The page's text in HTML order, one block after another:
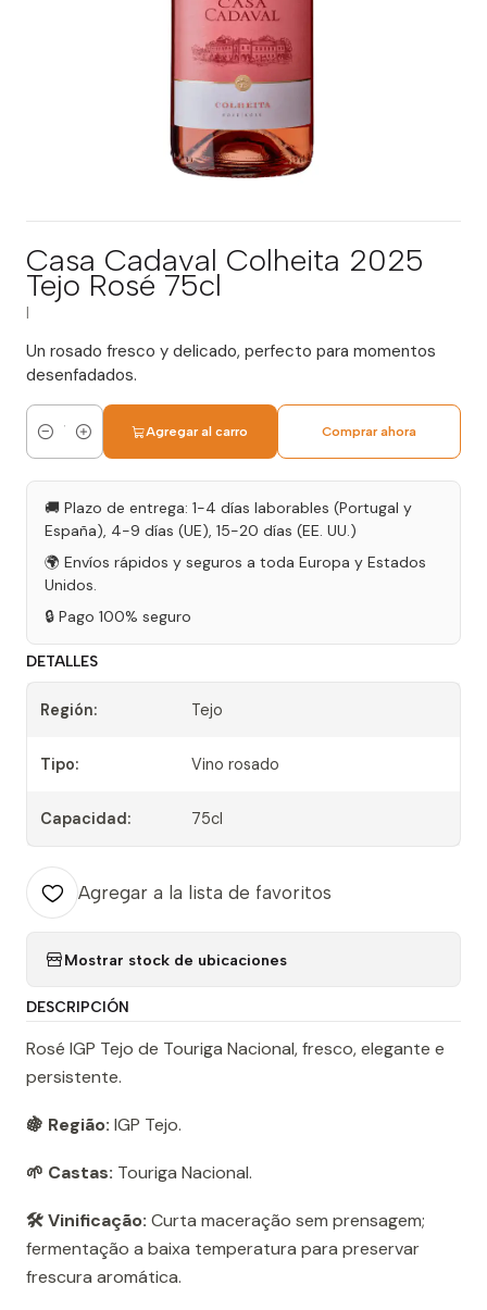
Casa Cadaval Colheita 2025
Tejo Rosé 75cl
Un rosado fresco y delicado, perfecto para momentos
desenfadados.
Cantidad
Agregar al carro Comprar ahora
🚚 Plazo de entrega: 1-4 días laborables (Portugal y
España), 4-9 días (UE), 15-20 días (EE. UU.)
🌍 Envíos rápidos y seguros a toda Europa y Estados
Unidos.
🔒 Pago 100% seguro
DETALLES
Región: Tejo
Tipo: Vino rosado
Capacidad: 75cl
Agregar a la lista de favoritos
Mostrar stock de ubicaciones
DESCRIPCIÓN
Rosé IGP Tejo de Touriga Nacional, fresco, elegante e
persistente.
🍇 Região: IGP Tejo.
🌱 Castas: Touriga Nacional.
🛠️ Vinificação: Curta maceração sem prensagem;
fermentação a baixa temperatura para preservar
frescura aromática.